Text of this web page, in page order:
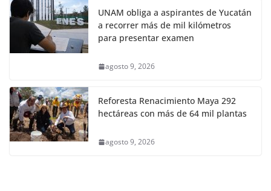
UNAM obliga a aspirantes de Yucatán
a recorrer más de mil kilómetros
para presentar examen
agosto 9, 2026
Reforesta Renacimiento Maya 292
hectáreas con más de 64 mil plantas
agosto 9, 2026